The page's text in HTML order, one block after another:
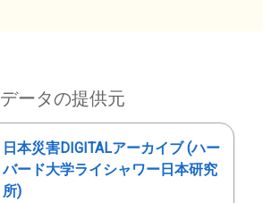
データの提供元
日本災害DIGITALアーカイブ (ハー
バード大学ライシャワー日本研究
所)